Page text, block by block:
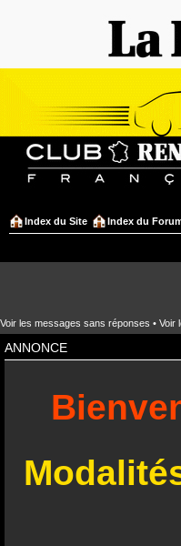
Index du Site Index du
Voir les messages sans réponses • Voir
ANNONCE